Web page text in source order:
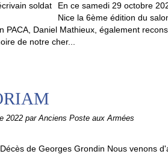
En ce samedi 29 octobre
Nice la 6ème édition du
PACA, Daniel Mathieux, également
de notre cher...
2022 par Anciens Poste aux Armées
Décès de Georges Grondin Nous venons